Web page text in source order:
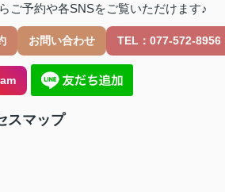
ご予約や各SNSをご覧いただけます♪
お問い合わせ TEL：077-572-8956
スマップ